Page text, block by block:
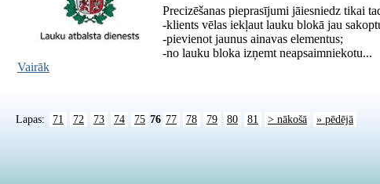
Precizēšanas pieprasījumi jāiesniedz tikai
-klients vēlas iekļaut lauku blokā jau
-pievienot jaunus ainavas elementus;
-no lauku bloka izņemt neapsaimniekotu...
Vairāk
Lapas: 71 72 73 74 75 76 77 78 79 80 81 > nākošā » pēdējā